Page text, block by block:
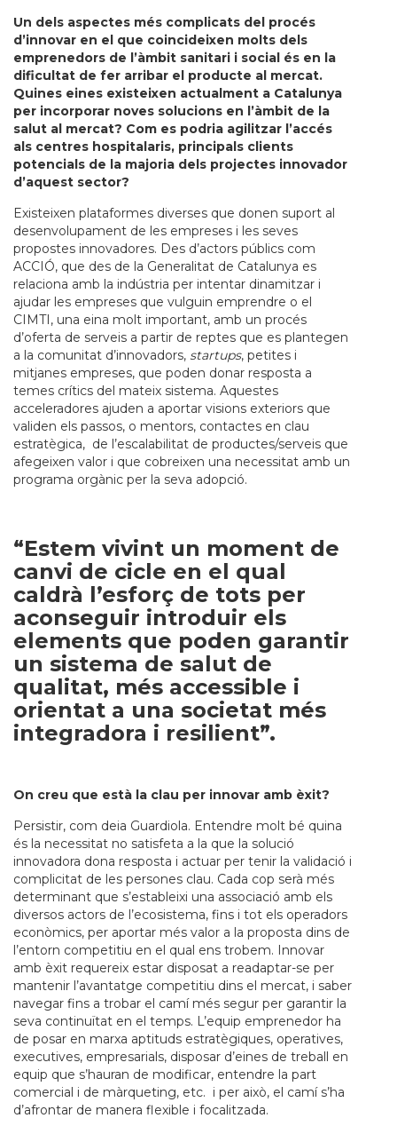
Un dels aspectes més complicats del procés
d’innovar en el que coincideixen molts dels
emprenedors de l’àmbit sanitari i social és en la
dificultat de fer arribar el producte al mercat.
Quines eines existeixen actualment a Catalunya
per incorporar noves solucions en l’àmbit de la
salut al mercat? Com es podria agilitzar l’accés
als centres hospitalaris, principals clients
potencials de la majoria dels projectes innovador
d’aquest sector?
Existeixen plataformes diverses que donen suport al
desenvolupament de les empreses i les seves
propostes innovadores. Des d’actors públics com
ACCIÓ, que des de la Generalitat de Catalunya es
relaciona amb la indústria per intentar dinamitzar i
ajudar les empreses que vulguin emprendre o el
CIMTI, una eina molt important, amb un procés
d’oferta de serveis a partir de reptes que es plantegen
a la comunitat d’innovadors, startups, petites i
mitjanes empreses, que poden donar resposta a
temes crítics del mateix sistema. Aquestes
acceleradores ajuden a aportar visions exteriors que
validen els passos, o mentors, contactes en clau
estratègica, de l’escalabilitat de productes/serveis que
afegeixen valor i que cobreixen una necessitat amb un
programa orgànic per la seva adopció.
“Estem vivint un moment de
canvi de cicle en el qual
caldrà l’esforç de tots per
aconseguir introduir els
elements que poden garantir
un sistema de salut de
qualitat, més accessible i
orientat a una societat més
integradora i resilient”.
On creu que està la clau per innovar amb èxit?
Persistir, com deia Guardiola. Entendre molt bé quina
és la necessitat no satisfeta a la que la solució
innovadora dona resposta i actuar per tenir la validació i
complicitat de les persones clau. Cada cop serà més
determinant que s’estableixi una associació amb els
diversos actors de l’ecosistema, fins i tot els operadors
econòmics, per aportar més valor a la proposta dins de
l’entorn competitiu en el qual ens trobem. Innovar
amb èxit requereix estar disposat a readaptar-se per
mantenir l’avantatge competitiu dins el mercat, i saber
navegar fins a trobar el camí més segur per garantir la
seva continuïtat en el temps. L’equip emprenedor ha
de posar en marxa aptituds estratègiques, operatives,
executives, empresarials, disposar d’eines de treball en
equip que s’hauran de modificar, entendre la part
comercial i de màrqueting, etc. i per això, el camí s’ha
d’afrontar de manera flexible i focalitzada.